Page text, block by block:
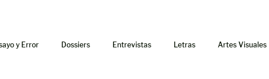
y Error Dossiers Entrevistas Letras Artes Visuales